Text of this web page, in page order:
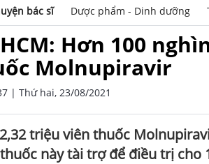
bác sĩ Dược phẩm - Dinh dưỡng
Hơn 100
Molnupiravir
| Thứ hai, 23/08/2021
triệu viên thuốc
này tài trợ để điều trị cho